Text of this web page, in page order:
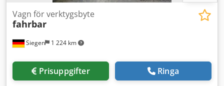
Siegen 1 224 km
Vagn för verktygsbyte
fahrbar
Prisuppgifter Ringa